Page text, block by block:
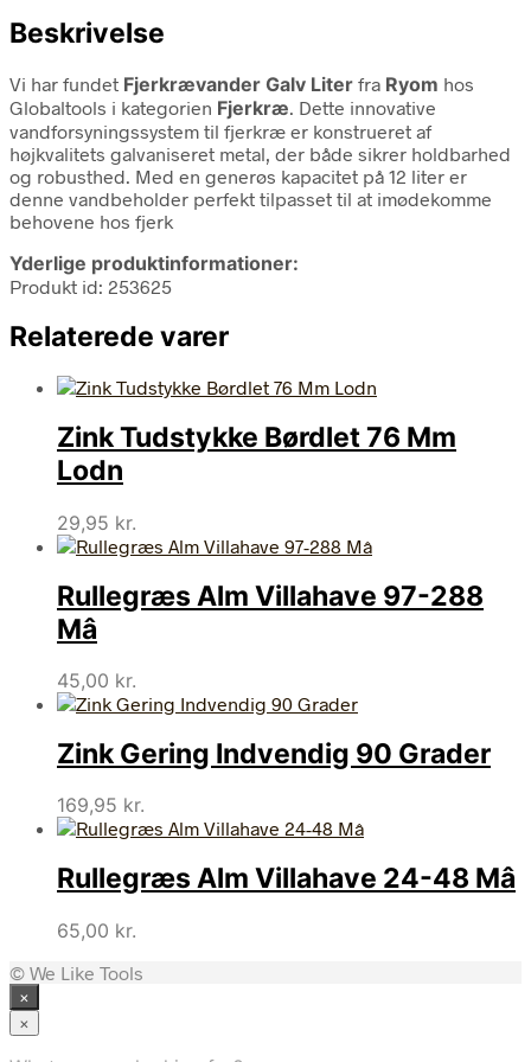
Beskrivelse
Vi har fundet Fjerkrævander Galv Liter fra Ryom hos
Globaltools i kategorien Fjerkræ. Dette innovative
vandforsyningssystem til fjerkræ er konstrueret af
højkvalitets galvaniseret metal, der både sikrer holdbarhed
og robusthed. Med en generøs kapacitet på 12 liter er
denne vandbeholder perfekt tilpasset til at imødekomme
behovene hos fjerk
Yderlige produktinformationer:
Produkt id: 253625
Relaterede varer
Zink Tudstykke Børdlet 76 Mm
Lodn
29,95 kr.
Rullegræs Alm Villahave 97-288
Mâ
45,00 kr.
Zink Gering Indvendig 90 Grader
169,95 kr.
Rullegræs Alm Villahave 24-48 Mâ
65,00 kr.
© We Like Tools
×
×